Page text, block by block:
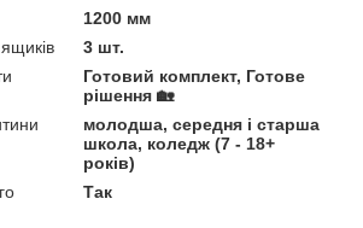
1200 мм
ящиків
3 шт.
Готовий комплект, Готове
рішення 🏡
молодша, середня і старша
школа, коледж (7 - 18+
років)
Так